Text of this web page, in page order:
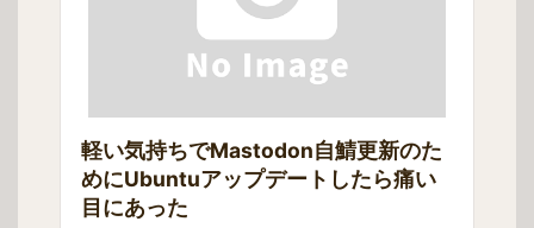
軽い気持ちでMastodon自鯖更新のた
めにUbuntuアップデートしたら痛い
目にあった